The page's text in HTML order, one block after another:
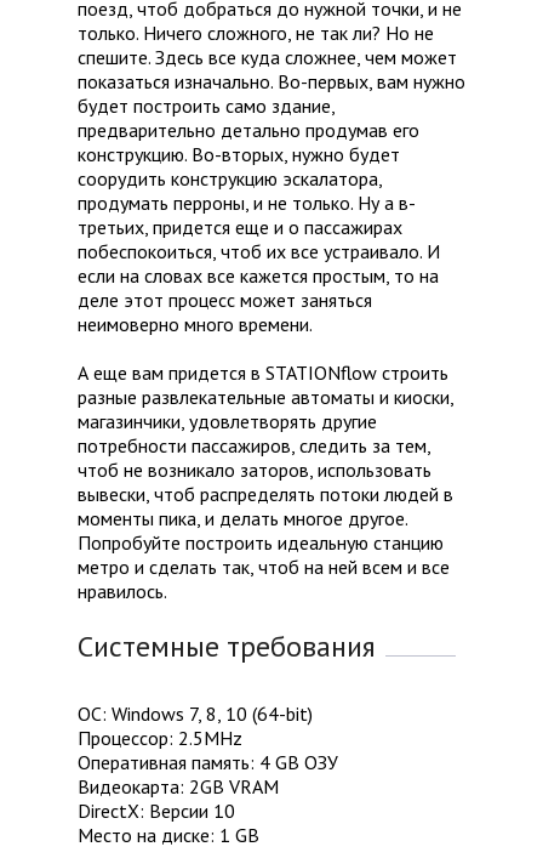
поезд, чтоб добраться до нужной точки, и не
только. Ничего сложного, не так ли? Но не
спешите. Здесь все куда сложнее, чем может
показаться изначально. Во-первых, вам нужно
будет построить само здание,
предварительно детально продумав его
конструкцию. Во-вторых, нужно будет
соорудить конструкцию эскалатора,
продумать перроны, и не только. Ну а в-
третьих, придется еще и о пассажирах
побеспокоиться, чтоб их все устраивало. И
если на словах все кажется простым, то на
деле этот процесс может заняться
неимоверно много времени.
А еще вам придется в STATIONflow строить
разные развлекательные автоматы и киоски,
магазинчики, удовлетворять другие
потребности пассажиров, следить за тем,
чтоб не возникало заторов, использовать
вывески, чтоб распределять потоки людей в
моменты пика, и делать многое другое.
Попробуйте построить идеальную станцию
метро и сделать так, чтоб на ней всем и все
нравилось.
Системные требования
ОС: Windows 7, 8, 10 (64-bit)
Процессор: 2.5MHz
Оперативная память: 4 GB ОЗУ
Видеокарта: 2GB VRAM
DirectX: Версии 10
Место на диске: 1 GB